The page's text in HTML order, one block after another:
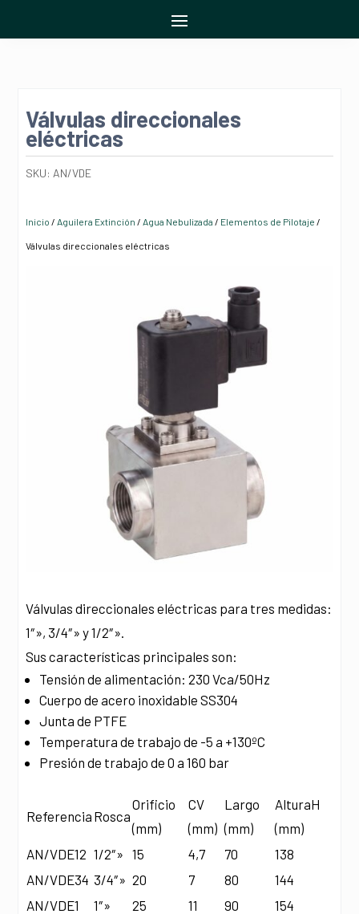
Válvulas direccionales
eléctricas
SKU: AN/VDE
Inicio /Aguilera Extinción /Agua Nebulizada / Elementos de Pilotaje /
Válvulas direccionales eléctricas
Válvulas direccionales eléctricas para tres medidas:
1″», 3/4″» y 1/2″».
Sus características principales son:
Tensión de alimentación: 230 Vca/50Hz
Cuerpo de acero inoxidable SS304
Junta de PTFE
Temperatura de trabajo de -5 a +130ºC
Presión de trabajo de 0 a 160 bar
Referencia Rosca
Orificio
(mm)
CV
(mm)
Largo
(mm)
AlturaH
(mm)
AN/VDE12 1/2″» 15 4,7 70
138
AN/VDE34 3/4″» 20 7 80
144
AN/VDE1
1″» 25 11 90 154